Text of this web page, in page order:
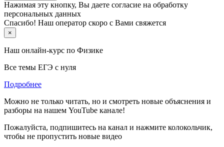
Нажимая эту кнопку, Вы даете согласие на обработку
персональных данных
Спасибо! Наш оператор скоро с Вами свяжется
×
Наш онлайн-курс по Физике
Все темы ЕГЭ с нуля
Подробнее
Можно не только читать, но и смотреть новые объяснения и
разборы на нашем YouTube канале!
Пожалуйста, подпишитесь на канал и нажмите колокольчик,
чтобы не пропустить новые видео